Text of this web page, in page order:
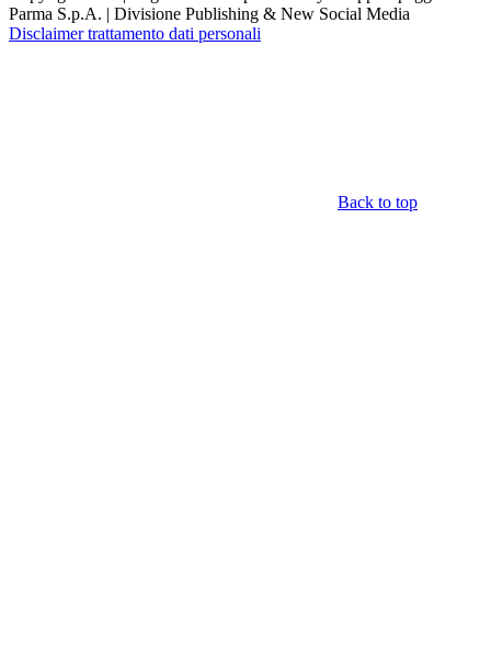
Parma S.p.A. | Divisione Publishing & New Social Media
Disclaimer trattamento dati personali
Back to top